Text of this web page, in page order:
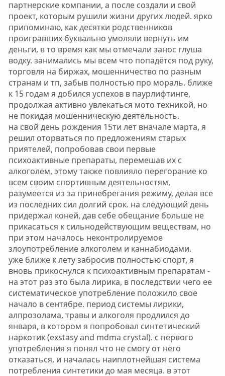
партнерские компании, а после создали и свой
проект, которым рушили жизни других людей. ярко
припоминаю, как десятки родственников
проигравших буквально умоляли вернуть им
деньги, в то время как мы отмечали занос глуша
водку. занимались мы всем что попадётся под руку,
торговля на биржах, мошенничество по разным
странам и тп, забыв полностью про мораль. ближе
к 15 годам я добился успехов в паурлифтинге,
продолжая активно увлекаться мото техникой, но
не покидая мошенническую деятельность.
на свой день рождения 15ти лет вначале марта, я
решил оторваться по предложениям старых
приятелей, попробовав свои первые
психоактивные препараты, перемешав их с
алкоголем, этому также повлияло перегорание ко
всем своим спортивным деятельностям,
разумеется из за принебрегания режиму, делая все
из последних сил долгий срок. на следующий день
придержал коней, дав себе обещание больше не
прикасаться к сильнодействующим веществам, но
при этом началось неконтролируемое
злоупотребление алкоголем и каннабиодами.
уже ближе к лету забросив полностью спорт, я
вновь прикоснулся к психоактивным препаратам -
на этот раз это была лирика, в последствии чего ее
систематическое употребление положило свое
начало в сентябре. период системы лирики,
алпрозолама, травы и алкоголя продлился до
января, в котором я попробовал синтетический
наркотик (exstasy and mdma crystal). с первого
употребления я понял что не смогу от него
отказаться, и началась наиплотнейшая система
потребления синтетики до мая месяца. в этот